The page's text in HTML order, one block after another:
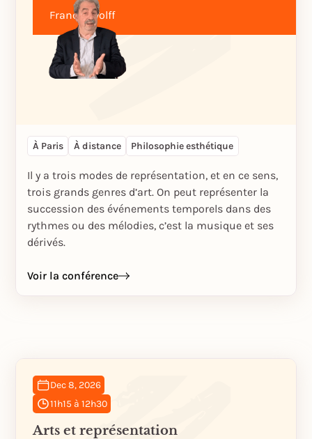
Francis Wolff
À Paris À distance Philosophie esthétique
Il y a trois modes de représentation, et en ce sens,
trois grands genres d’art. On peut représenter la
succession des événements temporels dans des
rythmes ou des mélodies, c’est la musique et ses
dérivés.
Voir la conférence
Dec 8, 2026
11h15 à 12h30
Arts et représentation